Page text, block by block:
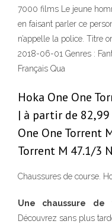
7000 films Le jeune
en faisant parler ce
n’appelle la police. Titre
2018-06-01 Genres :
Français Qua
Hoka One One
| à partir de
One One Torrent
Torrent M 47.1/3
Chaussures de course.
Une chaussure
Découvrez sans plus